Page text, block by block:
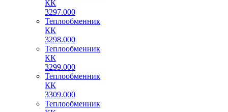
КК
3297.000
Теплообменник
КК
3298.000
Теплообменник
КК
3299.000
Теплообменник
КК
3309.000
Теплообменник